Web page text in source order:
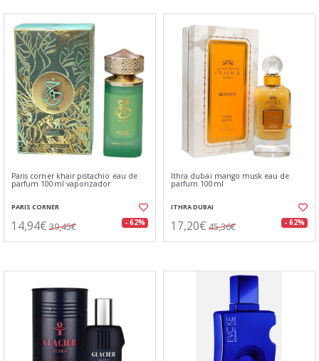
Paris corner khair pistachio eau de
parfum 100ml vaporizador
PARIS CORNER
14,94€ 39,45€ - 62%
Ithra dubai mango musk eau de
parfum 100ml
ITHRA DUBAI
17,20€ 45,36€ - 62%